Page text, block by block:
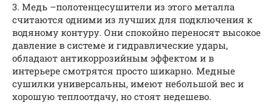
3. Медь –полотенцесушители из этого металла
считаются одними из лучших для подключения к
водяному контуру. Они спокойно переносят высокое
давление в системе и гидравлические удары,
обладают антикоррозийным эффектом и в
интерьере смотрятся просто шикарно. Медные
сушилки универсальны, имеют небольшой вес и
хорошую теплоотдачу, но стоят недешево.